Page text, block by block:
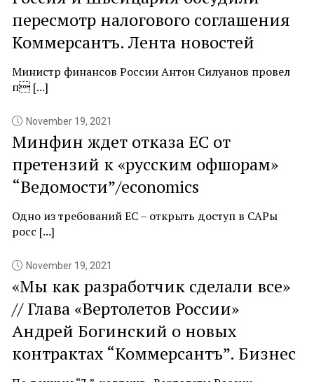
пересмотр налогового соглашения
Коммерсантъ. Лента новостей
Министр финансов России Антон Силуанов провел
п [...]
November 19, 2021
Минфин ждет отказа ЕС от
претензий к «русским офшорам»
“Ведомости”/economics
Одно из требований ЕС – открыть доступ в САРы
росс [...]
November 19, 2021
«Мы как разработчик сделали все»
// Глава «Вертолетов России»
Андрей Богинский о новых
контрактах “Коммерсантъ”. Бизнес